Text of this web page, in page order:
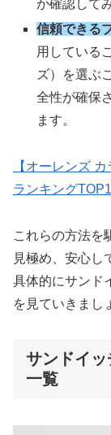
か確認して
信頼できる
用している
ズ）を選ぶ
全性が確保
ます。
【オーレンズ
ランキング
これらの方法を
見極め、安心し
具体的にサンド
を見ていきまし
サンドイ
一覧